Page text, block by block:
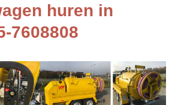
huren in
7608808